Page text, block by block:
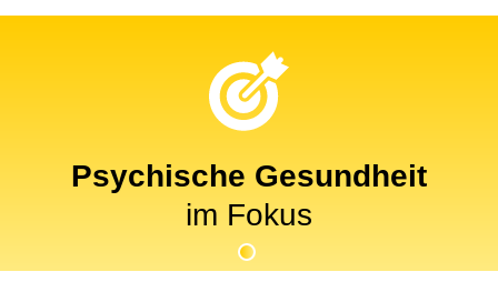
Psychische Gesundheit
im Fokus